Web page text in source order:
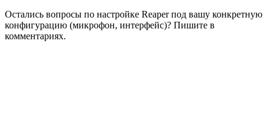
Остались вопросы по настройке Reaper под вашу конкретную
конфигурацию (микрофон, интерфейс)? Пишите в
комментариях.